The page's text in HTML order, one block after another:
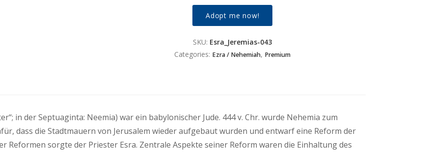
Adopt me now!
SKU: Esra_Jeremias-043
Categories: Ezra / Nehemiah, Premium
dass die Stadtmauern von Jerusalem wieder aufgebaut wurden und entwarf eine Reform der
Reformen sorgte der Priester Esra. Zentrale Aspekte seiner Reform waren die Einhaltung des